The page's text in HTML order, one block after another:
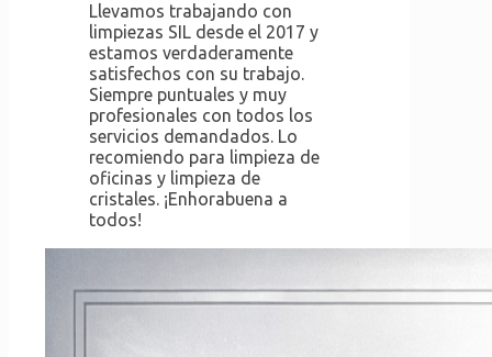
Llevamos trabajando con
limpiezas SIL desde el 2017 y
estamos verdaderamente
satisfechos con su trabajo.
Siempre puntuales y muy
profesionales con todos los
servicios demandados. Lo
recomiendo para limpieza de
oficinas y limpieza de
cristales. ¡Enhorabuena a
todos!